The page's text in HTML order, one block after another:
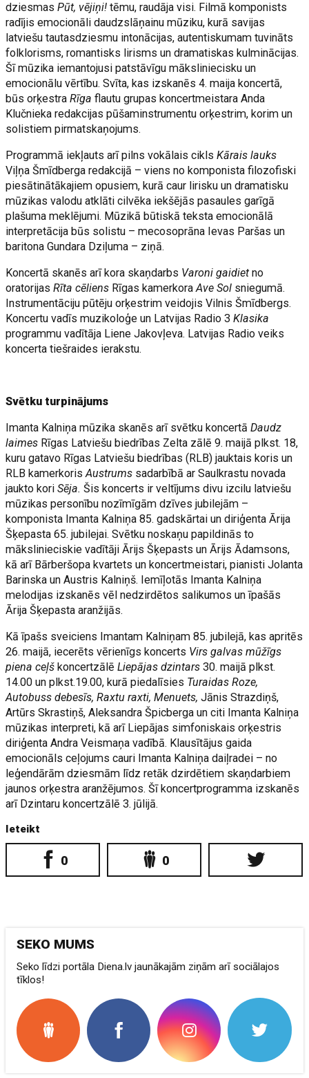
dziesmasPūt, vējiņi! tēmu, raudāja visi. Filmā komponists
radījis emocionāli daudzslāņainu mūziku, kurā savijas
latviešu tautasdziesmu intonācijas, autentiskumam tuvināts
folklorisms, romantisks lirisms un dramatiskas kulminācijas.
Šī mūzika iemantojusi patstāvīgu māksliniecisku un
emocionālu vērtību. Svīta, kas izskanēs 4. maija koncertā,
būs orķestraRīgaflautu grupas koncertmeistara Anda
Klučnieka redakcijas pūšaminstrumentu orķestrim, korim un
solistiem pirmatskaņojums.
Programmā iekļauts arī pilns vokālais ciklsKārais lauks
Viļņa Šmīdberga redakcijā – viens no komponista filozofiski
piesātinātākajiem opusiem, kurā caur lirisku un dramatisku
mūzikas valodu atklāti cilvēka iekšējās pasaules garīgā
plašuma meklējumi. Mūzikā būtiskā teksta emocionālā
interpretācija būs solistu – mecosoprāna Ievas Paršas un
baritona Gundara Dziļuma – ziņā.
Koncertā skanēs arī kora skaņdarbs Varoni gaidietno
oratorijasRīta cēliens Rīgas kamerkoraAve Sol sniegumā.
Instrumentāciju pūtēju orķestrim veidojis Vilnis Šmīdbergs.
Koncertu vadīs muzikoloģe un Latvijas Radio 3Klasika
programmu vadītāja Liene Jakovļeva. Latvijas Radio veiks
koncerta tiešraides ierakstu.
Svētku turpinājums
Imanta Kalniņa mūzika skanēs arī svētku koncertāDaudz
laimes Rīgas Latviešu biedrības Zelta zālē 9. maijā plkst. 18,
kuru gatavo Rīgas Latviešu biedrības (RLB) jauktais koris un
RLB kamerkorisAustrums sadarbībā ar Saulkrastu novada
jaukto koriSēja. Šis koncerts ir veltījums divu izcilu latviešu
mūzikas personību nozīmīgām dzīves jubilejām –
komponista Imanta Kalniņa 85. gadskārtai un diriģenta Ārija
Šķepasta 65. jubilejai. Svētku noskaņu papildinās to
mākslinieciskie vadītāji Ārijs Šķepasts un Ārijs Ādamsons,
kā arī Bārberšopa kvartets un koncertmeistari, pianisti Jolanta
Barinska un Austris Kalniņš. Iemīļotās Imanta Kalniņa
melodijas izskanēs vēl nedzirdētos salikumos un īpašās
Ārija Šķepasta aranžijās.
Kā īpašs sveiciens Imantam Kalniņam 85. jubilejā, kas apritēs
26. maijā, iecerēts vērienīgs koncerts Virs galvas mūžīgs
piena ceļškoncertzālē Liepājas dzintars 30. maijā plkst.
14.00 un plkst.19.00, kurā piedalīsies Turaidas Roze,
Autobuss debesīs, Raxtu raxti, Menuets, Jānis Strazdiņš,
Artūrs Skrastiņš, Aleksandra Špicberga un citi Imanta Kalniņa
mūzikas interpreti, kā arī Liepājas simfoniskais orķestris
diriģenta Andra Veismaņa vadībā. Klausītājus gaida
emocionāls ceļojums cauri Imanta Kalniņa daiļradei – no
leģendārām dziesmām līdz retāk dzirdētiem skaņdarbiem
jaunos orķestra aranžējumos. Šī koncertprogramma izskanēs
arī Dzintaru koncertzālē 3. jūlijā.
Ieteikt
0 0
SEKO MUMS
Seko līdzi portāla Diena.lv jaunākajām ziņām arī sociālajos
tīklos!